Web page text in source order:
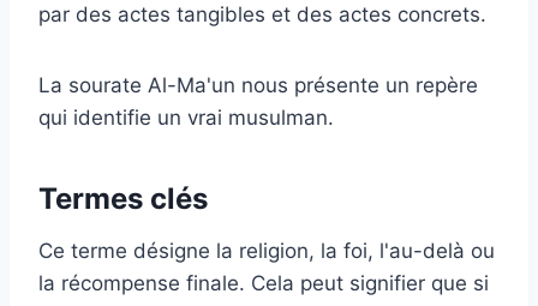
par des actes tangibles et des actes concrets.
La sourate Al-Ma'un nous présente un repère
qui identifie un vrai musulman.
Termes clés
Ce terme désigne la religion, la foi, l'au-delà ou
la récompense finale. Cela peut signifier que si